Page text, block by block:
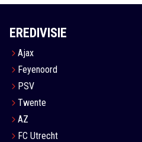
EREDIVISIE
Ajax
Feyenoord
PSV
Twente
AZ
FC Utrecht